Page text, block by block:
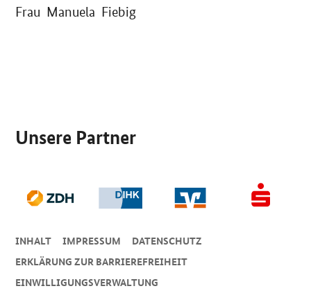
Frau Manuela Fiebig
Unsere Partner
INHALT IMPRESSUM
DA­TEN­SCHUTZ
ERKLÄRUNG ZUR BARRIEREFREIHEIT
EINWILLIGUNGSVERWALTUNG